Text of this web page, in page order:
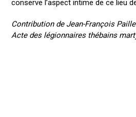
conserve l’aspect intime de ce lieu
Contribution de Jean-François
Acte des légionnaires thébains